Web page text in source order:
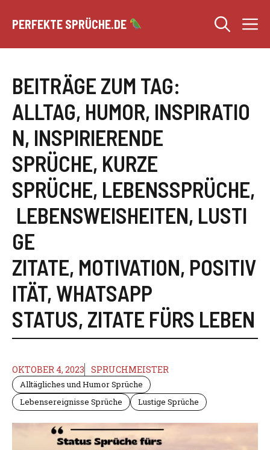
Inhalt
PERFEKTE SPRÜCHE.DE
BEITRÄGE ZUM TAG:
ALLTAG, HUMOR, INSPIRATIO
N, INSPIRIERENDE
SPRÜCHE, KURZE
SPRÜCHE, LEBENSSPRÜCHE,
LEBENSWEISHEITEN, LUSTI
GE
ZITATE, MOTIVATION, POSITIV
ITÄT, WHATSAPP
STATUS, ZITATE FÜRS LEBEN
OKTOBER 4, 2023 SPRUCHMEISTER
Alltägliches und Humor Sprüche
Lebensereignisse Sprüche
Lustige Sprüche